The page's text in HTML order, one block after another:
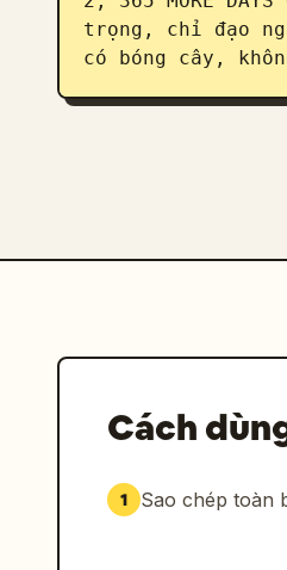
trọng, chỉ đạo
có bóng cây,
Cách
1 Sao chép toàn